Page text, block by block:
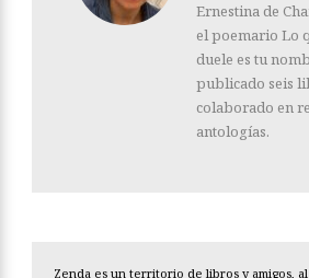
Ernestina de
el poemario Lo
duele es tu
publicado seis
colaborado en
antologías.
Zenda es un territorio de libros y amigos,